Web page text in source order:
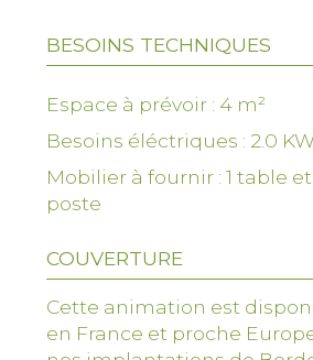
Durée: 20 à 30 minutes par
végétale et cuisine vivante
Format : Atelier
Ingrédients & matériel
Pois chiches cuits
BESOINS TECHNIQUES
Espace à prévoir : 4 m²
Besoins éléctriques : 2.0
Mobilier à fournir : 1 table
poste
COUVERTURE
Cette animation est
en France et proche